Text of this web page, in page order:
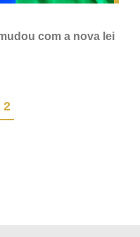
com a nova lei
2